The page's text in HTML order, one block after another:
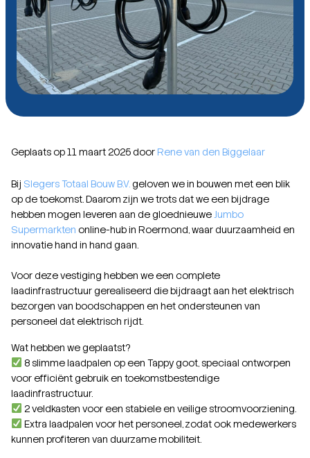
Geplaats op 11 maart 2025 door Rene van den Biggelaar
Bij Slegers Totaal Bouw B.V. geloven we in bouwen met een blik
op de toekomst. Daarom zijn we trots dat we een bijdrage
hebben mogen leveren aan de gloednieuweJumbo
Supermarkten online-hub in Roermond, waar duurzaamheid en
innovatie hand in hand gaan.
Voor deze vestiging hebben we een complete
laadinfrastructuur gerealiseerd die bijdraagt aan het elektrisch
bezorgen van boodschappen en het ondersteunen van
personeel dat elektrisch rijdt.
Wat hebben we geplaatst?
8 slimme laadpalen op een Tappy goot, speciaal ontworpen
voor efficiënt gebruik en toekomstbestendige
laadinfrastructuur.
2 veldkasten voor een stabiele en veilige stroomvoorziening.
Extra laadpalen voor het personeel, zodat ook medewerkers
kunnen profiteren van duurzame mobiliteit.